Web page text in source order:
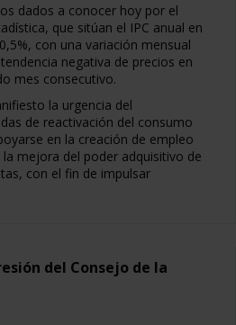
dados a conocer hoy por el
que sitúan el IPC anual en
con una variación mensual
negativa de precios en
mes consecutivo.
la urgencia del
de reactivación del consumo
en la creación de empleo
mejora del poder adquisitivo de
con el fin de impulsar
del Consejo de la